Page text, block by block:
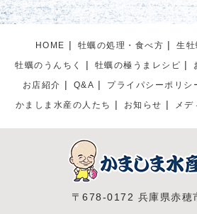
HOME 牡蠣の処理・食べ方
生
牡蠣のうんちく
牡蠣の極うまレシピ
お店紹介
Q&A プライパシーポリシ
かましま水産の人たち
お知らせ メデ
〒678-0172 兵庫県赤穂